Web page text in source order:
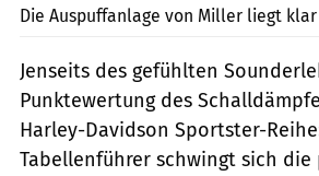
Die Auspuffanlage von Miller liegt
Jenseits des gefühlten
Punktewertung des
Harley-Davidson Sportster-
Tabellenführer schwingt sich die